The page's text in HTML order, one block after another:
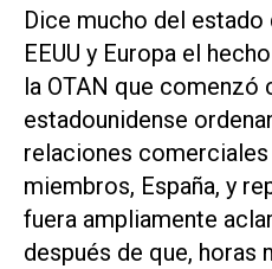
Dice mucho del
EEUU y Europa el
la OTAN que comenzó
estadounidense
relaciones
miembros, España, y
fuera ampliamente
después de que, horas